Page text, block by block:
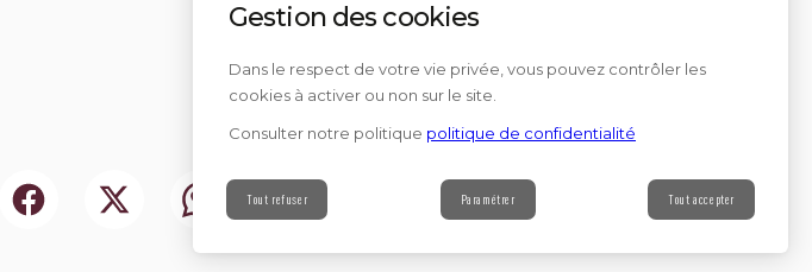
Contact
Gestion des cookies
Dans le respect de votre vie privée, vous pouvez contrôler les
cookies à activer ou non sur le site.
Consulter notre politique politique de confidentialité
Tout refuser Paramétrer Tout accepter